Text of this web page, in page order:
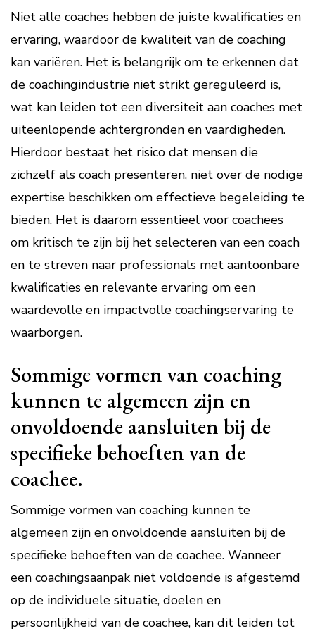
Niet alle coaches hebben de juiste kwalificaties en
ervaring, waardoor de kwaliteit van de coaching
kan variëren. Het is belangrijk om te erkennen dat
de coachingindustrie niet strikt gereguleerd is,
wat kan leiden tot een diversiteit aan coaches met
uiteenlopende achtergronden en vaardigheden.
Hierdoor bestaat het risico dat mensen die
zichzelf als coach presenteren, niet over de nodige
expertise beschikken om effectieve begeleiding te
bieden. Het is daarom essentieel voor coachees
om kritisch te zijn bij het selecteren van een coach
en te streven naar professionals met aantoonbare
kwalificaties en relevante ervaring om een
waardevolle en impactvolle coachingservaring te
waarborgen.
Sommige vormen van coaching
kunnen te algemeen zijn en
onvoldoende aansluiten bij de
specifieke behoeften van de
coachee.
Sommige vormen van coaching kunnen te
algemeen zijn en onvoldoende aansluiten bij de
specifieke behoeften van de coachee. Wanneer
een coachingsaanpak niet voldoende is afgestemd
op de individuele situatie, doelen en
persoonlijkheid van de coachee, kan dit leiden tot